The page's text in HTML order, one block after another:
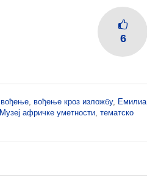
6
вођење, вођење кроз изложбу, Емилиа
Музеј афричке уметности, тематско